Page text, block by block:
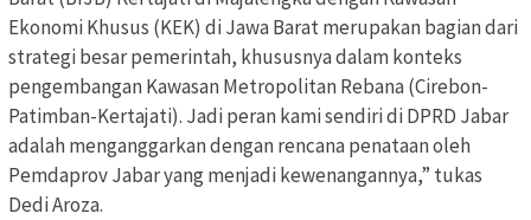
Ekonomi Khusus (KEK) di Jawa Barat merupakan bagian dari
strategi besar pemerintah, khususnya dalam konteks
pengembangan Kawasan Metropolitan Rebana (Cirebon-
Patimban-Kertajati). Jadi peran kami sendiri di DPRD Jabar
adalah menganggarkan dengan rencana penataan oleh
Pemdaprov Jabar yang menjadi kewenangannya,” tukas
Dedi Aroza.